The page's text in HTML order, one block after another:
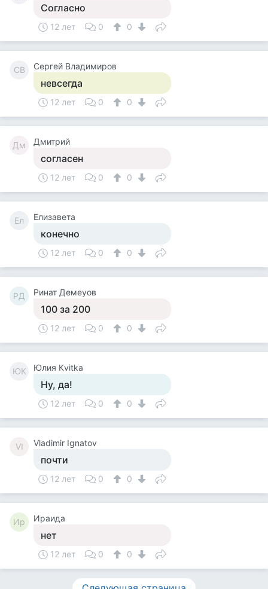
Согласно
12 лет 0 0
СВ Сергей Владимиров
невсегда
12 лет 0 0
Дм Дмитрий
согласен
12 лет 0 0
Ел Елизавета
конечно
12 лет 0 0
РД Ринат Демеуов
100 за 200
12 лет 0 0
ЮК Юлия Кvitka
Ну, да!
12 лет 0 0
VI Vladimir Ignatov
почти
12 лет 0 0
Ир Ираида
нет
12 лет 0 0